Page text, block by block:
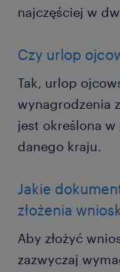
najczęściej w
Czy urlop
Tak, urlop
wynagrodzenia
jest określona
danego kraju.
Jakie
złożenia
Aby złożyć
zazwyczaj